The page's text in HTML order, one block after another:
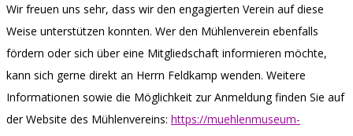
Wir freuen uns sehr, dass wir den engagierten Verein auf diese
Weise unterstützen konnten. Wer den Mühlenverein ebenfalls
fördern oder sich über eine Mitgliedschaft informieren möchte,
kann sich gerne direkt an Herrn Feldkamp wenden. Weitere
Informationen sowie die Möglichkeit zur Anmeldung finden Sie auf
der Website des Mühlenvereins: https://muehlenmuseum-